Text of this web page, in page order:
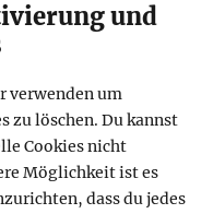
und
verwenden um
zu löschen. Du kannst
Cookies nicht
Möglichkeit ist es
dass du jedes